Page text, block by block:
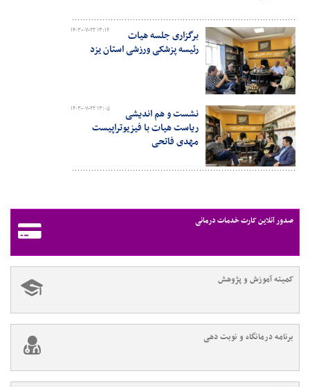
۱۴۰۳-۰۷-۲۲ ۱۳:۱۶
برگزاری جلسه هیات
رئیسه پزشکی ورزشی استان یزد
۱۴۰۳-۰۷-۲۲ ۱۳:۰۵
نشست و هم اندیشی
ریاست هیات با فیزیوتراپیست
مهدی فاتحی
صدور آنلاین کارت خدمات درمانی
کمیته آموزش و پژوهش
برنامه درمانگاه و نوبت دهی